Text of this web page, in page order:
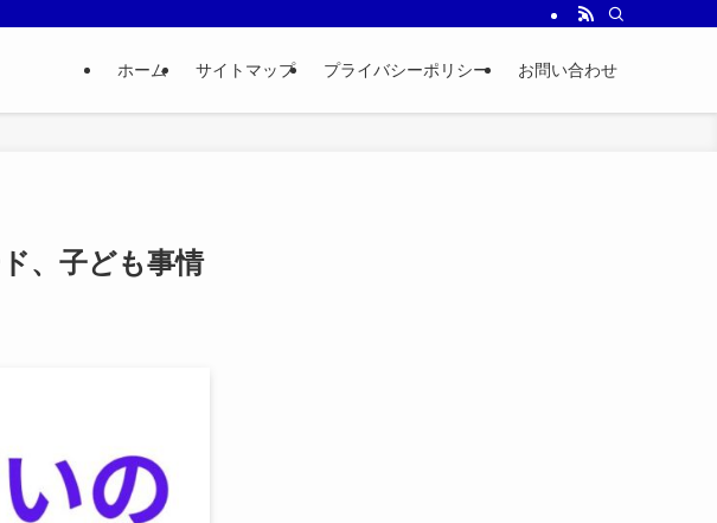
ホーム サイトマップ プライバシーポリシー お問い合わせ
、子ども事情